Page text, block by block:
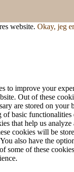
kr..
website. Okay, jeg
to improve your
Out of these
are stored on your
of basic functionalities
that help us
cookies will be
also have the
some of these